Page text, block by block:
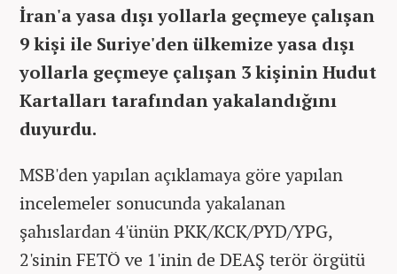
İran'a yasa dışı yollarla geçmeye çalışan
9 kişi ile Suriye'den ülkemize yasa dışı
yollarla geçmeye çalışan 3 kişinin Hudut
Kartalları tarafından yakalandığını
duyurdu.
MSB'den yapılan açıklamaya göre yapılan
incelemeler sonucunda yakalanan
şahıslardan 4'ünün PKK/KCK/PYD/YPG,
2'sinin FETÖ ve 1'inin de DEAŞ terör örgütü